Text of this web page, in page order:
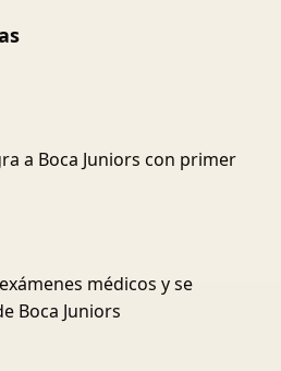
a Boca Juniors con primer
médicos y se
Boca Juniors